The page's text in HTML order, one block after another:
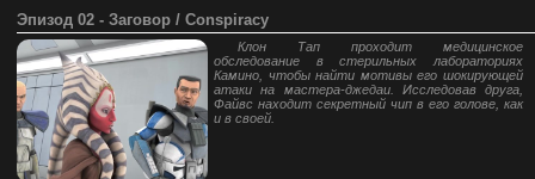
Эпизод 02 - Заговор / Conspiracy
Клон Тап проходит медицинское
обследование в стерильных лабораториях
Камино, чтобы найти мотивы его шокирующей
атаки на мастера-джедаи. Исследовав друга,
Файвс находит секретный чип в его голове, как
и в своей.